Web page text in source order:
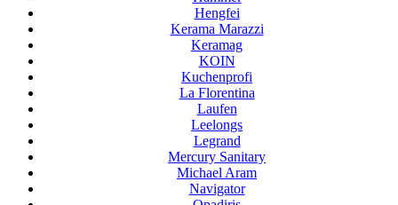
Hengfei
Kerama Marazzi
Keramag
KOIN
Kuchenprofi
La Florentina
Laufen
Leelongs
Legrand
Mercury Sanitary
Michael Aram
Navigator